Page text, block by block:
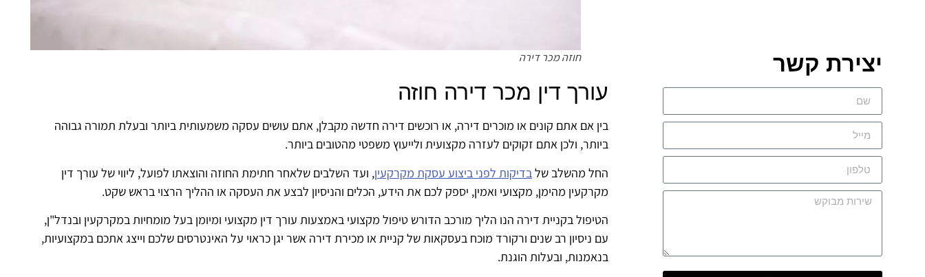
יצירת קשר חוזה מכר דירה
עורך דין מכר דירה חוזה
בין אם אתם קונים או מוכרים דירה, או רוכשים דירה חדשה מקבלן, אתם עושים עסקה משמעותית ביותר ובעלת תמורה גבוהה
ביותר, ולכן אתם זקוקים לעזרה מקצועית ולייעוץ משפטי מהטובים ביותר.
החל מהשלב שלבדיקות לפני ביצוע עסקת מקרקעין, ועד השלבים שלאחר חתימת החוזה והוצאתו לפועל, ליווי של עורך דין
מקרקעין מהימן, מקצועי ואמין, יספק לכם את הידע, הכלים והניסיון לבצע את העסקה או ההליך הרצוי בראש שקט.
הטיפול בקניית דירה הנו הליך מורכב הדורש טיפול מקצועי באמצעות עורך דין מקצועי ומיומן בעל מומחיות במקרקעין ובנדל"ן,
עם ניסיון רב שנים ורקורד מוכח בעסקאות של קניית או מכירת דירה אשר יגן כראוי על האינטרסים שלכם וייצג אתכם במקצועיות,
בנאמנות, ובעלות הוגנת.